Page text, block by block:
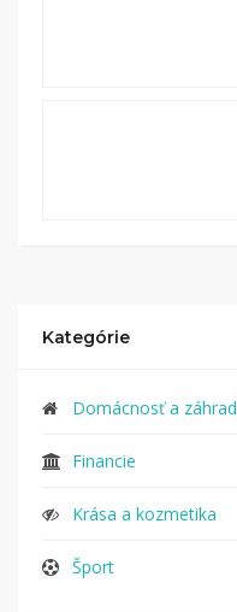
Kategórie
Domácnosť a
Financie
Krása a kozmetika
Šport